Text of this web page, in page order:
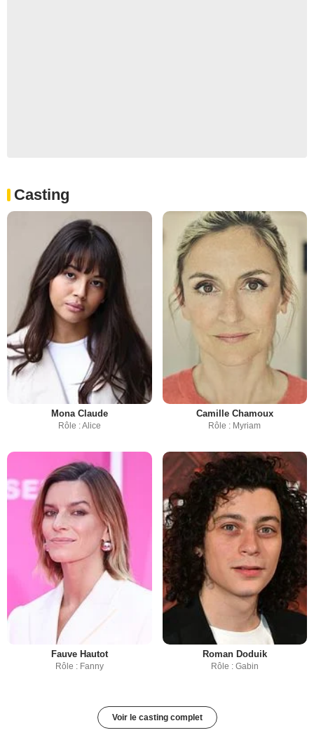
Casting
Mona Claude
Rôle : Alice
Camille Chamoux
Rôle : Myriam
Fauve Hautot
Rôle : Fanny
Roman Doduik
Rôle : Gabin
Voir le casting complet